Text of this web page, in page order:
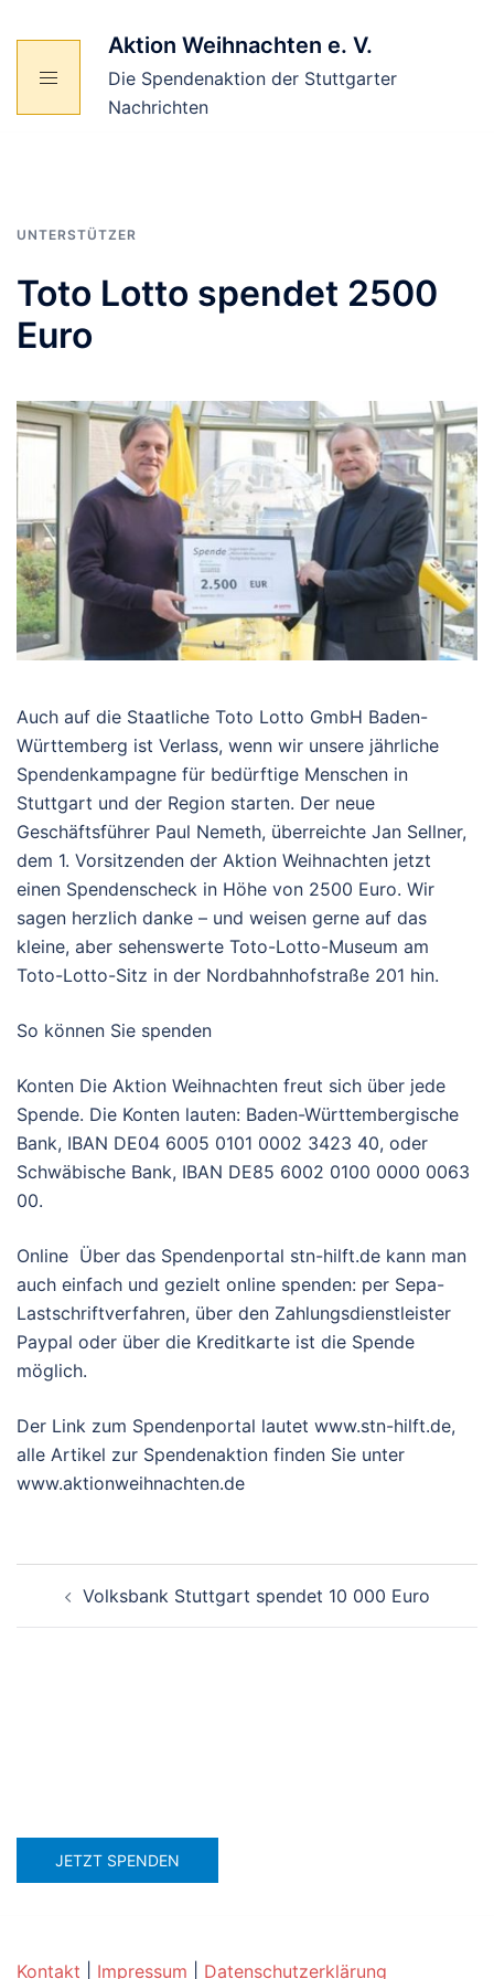
Inhalt
springen
Aktion Weihnachten e. V.
Die Spendenaktion der Stuttgarter
Nachrichten
UNTERSTÜTZER
Toto Lotto spendet 2500
Euro
Auch auf die Staatliche Toto Lotto GmbH Baden-
Württemberg ist Verlass, wenn wir unsere jährliche
Spendenkampagne für bedürftige Menschen in
Stuttgart und der Region starten. Der neue
Geschäftsführer Paul Nemeth, überreichte Jan Sellner,
dem 1. Vorsitzenden der Aktion Weihnachten jetzt
einen Spendenscheck in Höhe von 2500 Euro. Wir
sagen herzlich danke – und weisen gerne auf das
kleine, aber sehenswerte Toto-Lotto-Museum am
Toto-Lotto-Sitz in der Nordbahnhofstraße 201 hin.
So können Sie spenden
Konten Die Aktion Weihnachten freut sich über jede
Spende. Die Konten lauten: Baden-Württembergische
Bank, IBAN DE04 6005 0101 0002 3423 40, oder
Schwäbische Bank, IBAN DE85 6002 0100 0000 0063
00.
Online Über das Spendenportal stn-hilft.de kann man
auch einfach und gezielt online spenden: per Sepa-
Lastschriftverfahren, über den Zahlungsdienstleister
Paypal oder über die Kreditkarte ist die Spende
möglich.
Der Link zum Spendenportal lautet www.stn-hilft.de,
alle Artikel zur Spendenaktion finden Sie unter
www.aktionweihnachten.de
Volksbank Stuttgart spendet 10 000 Euro
JETZT SPENDEN
Kontakt Impressum Datenschutzerklärung